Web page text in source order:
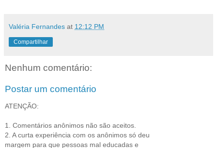
Valéria Fernandes at 12:12 PM
Compartilhar
Nenhum comentário:
Postar um comentário
ATENÇÃO:
1. Comentários anônimos não são aceitos.
2. A curta experiência com os anônimos só deu
margem para que pessoas mal educadas e